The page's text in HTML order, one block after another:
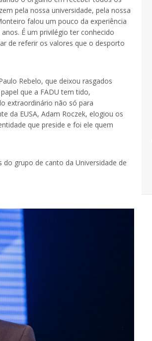
pela nossa universidade, pela nossa
falou um pouco da experiência
É um privilégio ter conhecido
de referir os valores que o desporto
Rebelo, que deixou rasgados
que a FADU tem tido,
extraordinário não só para
da EUSA, Adam Roczek, elogiou os
que preside e foi ele quem
grupo de canto da Universidade de